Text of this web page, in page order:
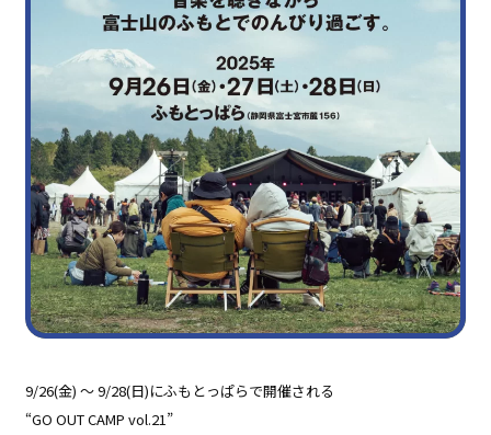
9/26(金) 〜 9/28(日)にふもとっぱらで開催される
“GO OUT CAMP vol.21”